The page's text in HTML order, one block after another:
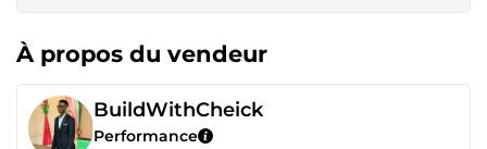
À propos du vendeur
BuildWithCheick
Performance